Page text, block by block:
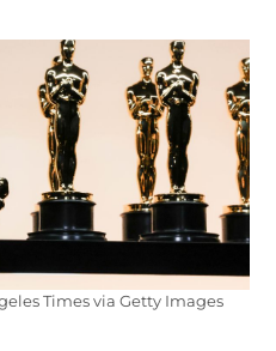
Times via Getty Images